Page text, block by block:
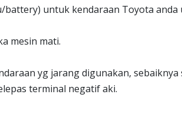
battery) untuk kendaraan Toyota
mesin mati.
yg jarang digunakan,
terminal negatif aki.